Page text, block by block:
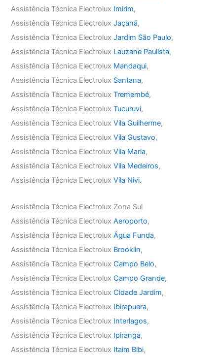
Assistência Técnica Electrolux Imirim,
Assistência Técnica ElectroluxJaçanã,
Assistência Técnica ElectroluxJardim São Paulo,
Assistência Técnica Electrolux Lauzane Paulista,
Assistência Técnica Electrolux Mandaqui,
Assistência Técnica Electrolux Santana,
Assistência Técnica ElectroluxTremembé,
Assistência Técnica ElectroluxTucuruvi,
Assistência Técnica ElectroluxVila Guilherme,
Assistência Técnica ElectroluxVila Gustavo,
Assistência Técnica ElectroluxVila Maria,
Assistência Técnica ElectroluxVila Medeiros,
Assistência Técnica ElectroluxVila Nivi.
Assistência Técnica Electrolux Zona Sul
Assistência Técnica ElectroluxAeroporto,
Assistência Técnica ElectroluxÁgua Funda,
Assistência Técnica Electrolux Brooklin,
Assistência Técnica ElectroluxCampo Belo,
Assistência Técnica ElectroluxCampo Grande,
Assistência Técnica ElectroluxCidade Jardim,
Assistência Técnica Electrolux Ibirapuera,
Assistência Técnica Electrolux Interlagos,
Assistência Técnica Electrolux Ipiranga,
Assistência Técnica Electrolux Itaim Bibi,